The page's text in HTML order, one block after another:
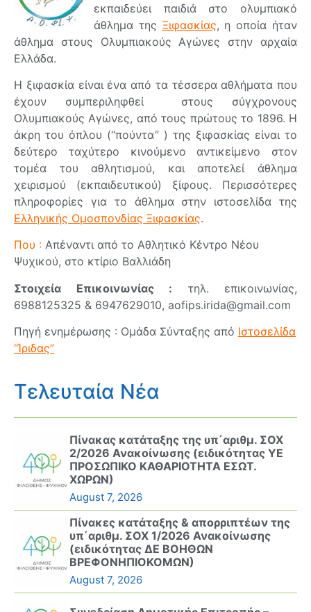
εκπαιδεύει παιδιά στο ολυμπιακό
άθλημα της Ξιφασκίας, η οποία ήταν
άθλημα στους Ολυμπιακούς Αγώνες στην αρχαία
Ελλάδα.
Η ξιφασκία είναι ένα από τα τέσσερα αθλήματα που
έχουν συμπεριληφθεί στους σύγχρονους
Ολυμπιακούς Αγώνες, από τους πρώτους το 1896. Η
άκρη του όπλου (“πούντα” ) της ξιφασκίας είναι το
δεύτερο ταχύτερο κινούμενο αντικείμενο στον
τομέα του αθλητισμού, και αποτελεί άθλημα
χειρισμού (εκπαιδευτικού) ξίφους. Περισσότερες
πληροφορίες για το άθλημα στην ιστοσελίδα της
Ελληνικής Ομοσπονδίας Ξιφασκίας.
Που : Απέναντι από το Αθλητικό Κέντρο Νέου
Ψυχικού, στο κτίριο Βαλλιάδη
Στοιχεία Επικοινωνίας : τηλ. επικοινωνίας,
6988125325 & 6947629010, aofips.irida@gmail.com
Πηγή ενημέρωσης : Ομάδα Σύνταξης από Ιστοσελίδα
“Ίριδας”
Τελευταία Νέα
Πίνακας κατάταξης της υπ΄αριθμ. ΣΟΧ
2/2026 Ανακοίνωσης (ειδικότητας ΥΕ
ΠΡΟΣΩΠΙΚΟ ΚΑΘΑΡΙΟΤΗΤΑ ΕΣΩΤ.
ΧΩΡΩΝ)
August 7, 2026
Πίνακες κατάταξης & απορριπτέων της
υπ΄αριθμ. ΣΟΧ 1/2026 Ανακοίνωσης
(ειδικότητας ΔΕ ΒΟΗΘΩΝ
ΒΡΕΦΟΝΗΠΙΟΚΟΜΩΝ)
August 7, 2026